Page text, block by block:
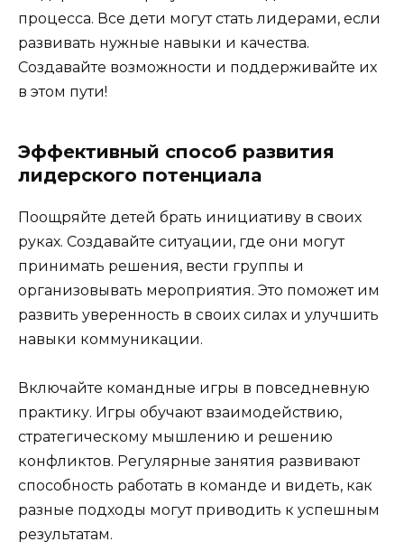
процесса. Все дети могут стать лидерами, если
развивать нужные навыки и качества.
Создавайте возможности и поддерживайте их
в этом пути!
Эффективный способ развития
лидерского потенциала
Поощряйте детей брать инициативу в своих
руках. Создавайте ситуации, где они могут
принимать решения, вести группы и
организовывать мероприятия. Это поможет им
развить уверенность в своих силах и улучшить
навыки коммуникации.
Включайте командные игры в повседневную
практику. Игры обучают взаимодействию,
стратегическому мышлению и решению
конфликтов. Регулярные занятия развивают
способность работать в команде и видеть, как
разные подходы могут приводить к успешным
результатам.